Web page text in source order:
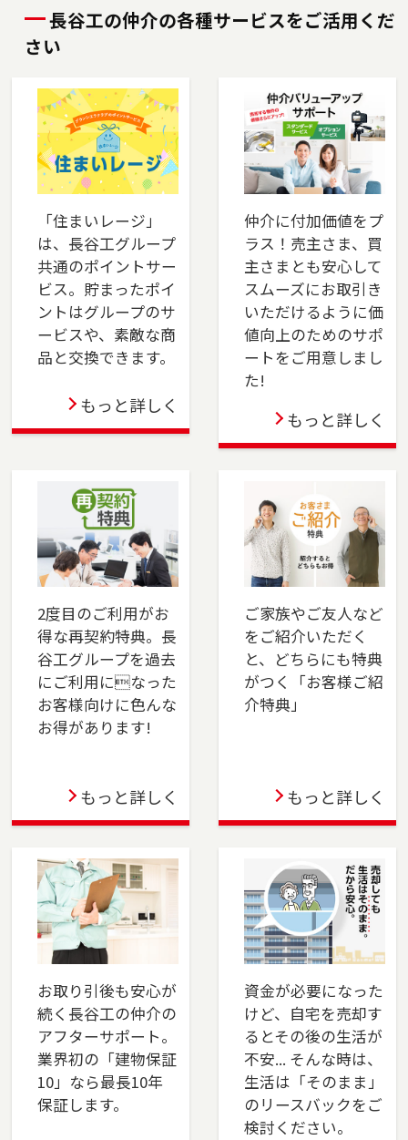
い。フリーダイアル（0120-85-8951）よりお気
軽にどうぞ！
東陽町店を移転しました。江東区、墨田区（一
部）でお住まいのご売却、ご購入をご検討の方
は、是非ご相談ください。フリーダイアル
（0120-14-8750）よりお気軽にどうぞ！
2025-06-01
本社営業センター新宿チームが正式に店舗として
オープンしました。新宿区でお住まいのご売
却、 ご購入をご検討の方は、是非ご相談くださ
い。 フリーダイアル（0120-106-875）よりお気
軽にどうぞ！
2025-04-24
多摩センター店を移転しました。多摩市・八王
子市・町田市・稲城市・相模原市でお住まいの
ださい。フリーダイアル（0120-552-875）より
お気軽にどうぞ！
2025-04-01
本社営業センター新宿チームを開設しました。
新宿区でお住まいのご売却、 ご購入をご検討の
方は、是非ご相談ください。 フリーダイアル
（0120-106-875）よりお気軽にどうぞ！
2025-03-31
この度、東戸塚店は3月31日をもって閉店する運
へ・戸塚区、瀬谷区、泉区のお問い合わせは湘
南営業センター（0120-875-051）へご連絡くだ
す。
2024-04-05
千葉店を移転しました。千葉市（中央区・花見
川区・稲毛区・若葉区・緑区・美浜区）、佐倉
市、四街道市でお住まいのご売却、ご購入をご
検討の方は、是非ご相談ください。フリーダイ
アル（0120-8750-86）よりお気軽にどうぞ！
2024-04-01
おおたかの森店オープン！不動産の売却も購入
も、長谷工の仲介にお任せください！ 豊富な実
長谷工の仲介の各種サービスをご活用くだ
さい
「住まいレージ」
は、長谷工グループ
共通のポイントサー
ビス。貯まったポイ
ントはグループのサ
ービスや、素敵な商
品と交換できます。
もっと詳しく
仲介に付加価値をプ
ラス！売主さま、買
主さまとも安心して
スムーズにお取引き
いただけるように価
値向上のためのサポ
ートをご用意しまし
た!
もっと詳しく
2度目のご利用がお
得な再契約特典。長
谷工グループを過去
にご利用になった
お客様向けに色んな
お得があります!
もっと詳しく
ご家族やご友人など
をご紹介いただく
と、どちらにも特典
がつく「お客様ご紹
介特典」
もっと詳しく
お取り引後も安心が
続く長谷工の仲介の
アフターサポート。
業界初の「建物保証
10」なら最長10年
保証します。
資金が必要になった
けど、自宅を売却す
るとその後の生活が
不安... そんな時は、
生活は「そのまま」
のリースバックをご
検討ください。